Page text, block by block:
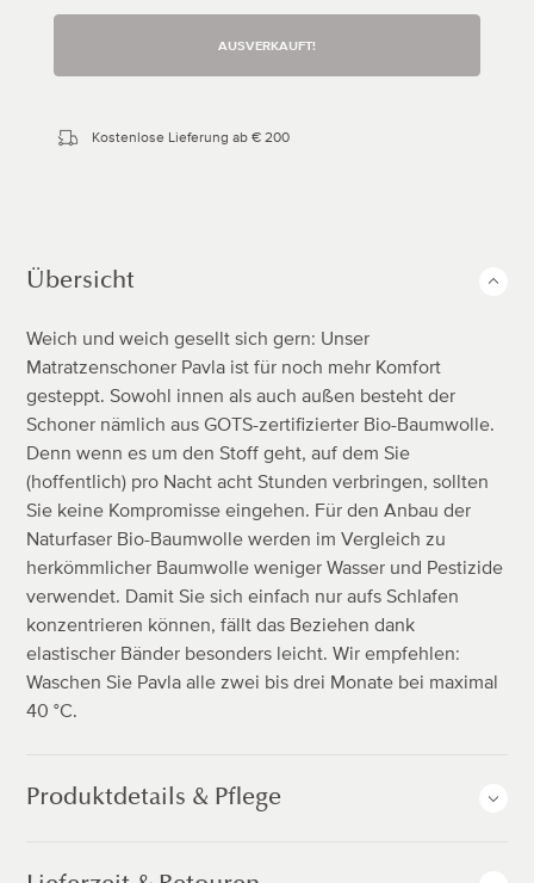
Preis
Preis
AUSVERKAUFT!
Kostenlose Lieferung ab € 200
Übersicht
Weich und weich gesellt sich gern: Unser
Matratzenschoner Pavla ist für noch mehr Komfort
gesteppt. Sowohl innen als auch außen besteht der
Schoner nämlich aus GOTS-zertifizierter Bio-Baumwolle.
Denn wenn es um den Stoff geht, auf dem Sie
(hoffentlich) pro Nacht acht Stunden verbringen, sollten
Sie keine Kompromisse eingehen. Für den Anbau der
Naturfaser Bio-Baumwolle werden im Vergleich zu
herkömmlicher Baumwolle weniger Wasser und Pestizide
verwendet. Damit Sie sich einfach nur aufs Schlafen
konzentrieren können, fällt das Beziehen dank
elastischer Bänder besonders leicht. Wir empfehlen:
Waschen Sie Pavla alle zwei bis drei Monate bei maximal
40 °C.
Produktdetails & Pflege